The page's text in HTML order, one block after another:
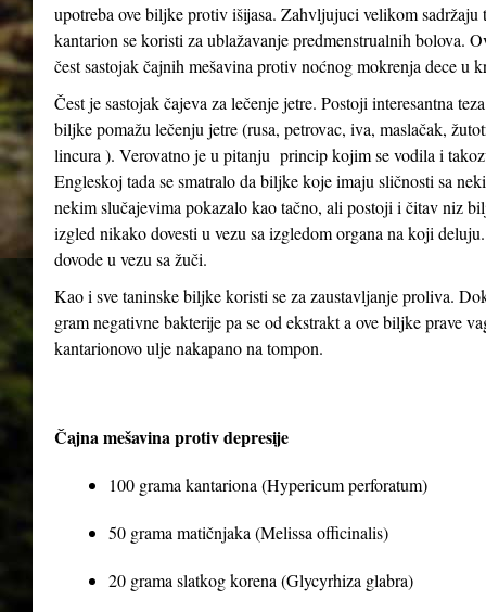
upotreba ove biljke protiv išijasa. Zahvljujuci velikom sadržaju
kantarion se koristi za ublažavanje predmenstrualnih bolova.
čest sastojak čajnih mešavina protiv noćnog mokrenja dece u
Čest je sastojak čajeva za lečenje jetre. Postoji interesantna
biljke pomažu lečenju jetre (rusa, petrovac, iva, maslačak,
lincura ). Verovatno je u pitanju princip kojim se vodila i
Engleskoj tada se smatralo da biljke koje imaju sličnosti sa
nekim slučajevima pokazalo kao tačno, ali postoji i čitav niz
izgled nikako dovesti u vezu sa izgledom organa na koji
dovode u vezu sa žuči.
Kao i sve taninske biljke koristi se za zaustavljanje proliva.
gram negativne bakterije pa se od ekstrakt a ove biljke prave
kantarionovo ulje nakapano na tompon.
Čajna mešavina protiv depresije
100 grama kantariona (Hypericum perforatum)
50 grama matičnjaka (Melissa officinalis)
20 grama slatkog korena (Glycyrhiza glabra)